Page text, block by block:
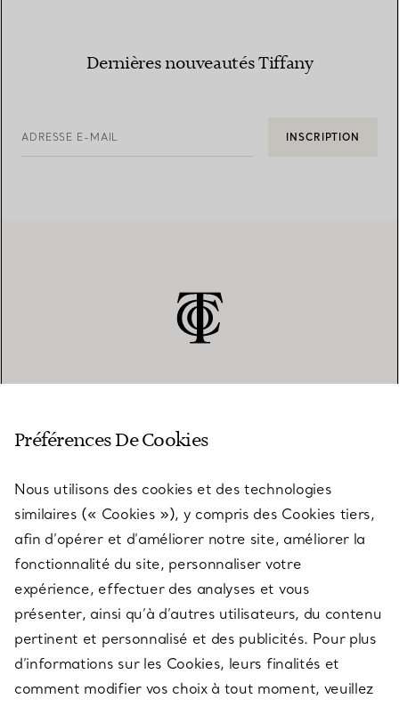
Dernières nouveautés Tiffany
ADRESSE E-MAIL INSCRIPTION
SERVICES
À PROPOS
QUESTIONS LÉGALES
Préférences De Cookies
Nous utilisons des cookies et des technologies
similaires (« Cookies »), y compris des Cookies tiers,
afin d’opérer et d’améliorer notre site, améliorer la
fonctionnalité du site, personnaliser votre
expérience, effectuer des analyses et vous
présenter, ainsi qu’à d’autres utilisateurs, du contenu
pertinent et personnalisé et des publicités. Pour plus
d’informations sur les Cookies, leurs finalités et
comment modifier vos choix à tout moment, veuillez